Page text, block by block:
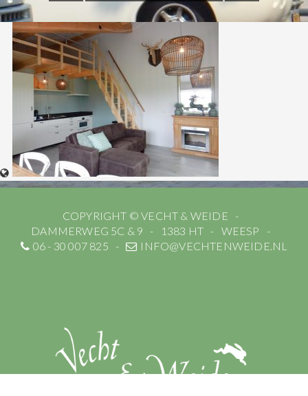
COPYRIGHT © VECHT & WEIDE
DAMMERWEG 5C & 9
1383 HT
WEESP
06 - 30 007 825
INFO@VECHTENWEIDE.NL